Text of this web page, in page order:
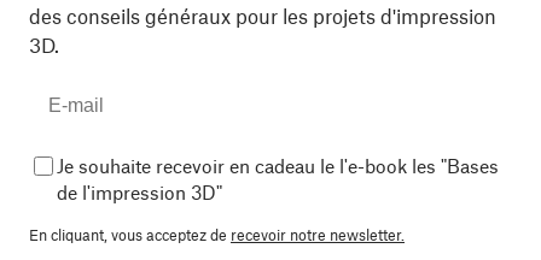
des conseils généraux pour les projets d'impression
3D.
Je souhaite recevoir en cadeau le l'e-book les "Bases
de l'impression 3D"
En cliquant, vous acceptez de recevoir notre newsletter.